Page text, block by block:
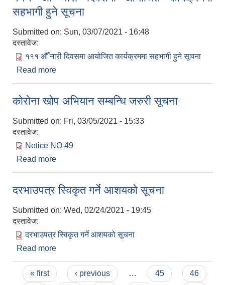
सहभागी हुने सूचना
Submitted on: Sun, 03/07/2021 - 16:48
दस्तावेज:
१११ औँ नारी दिवसमा आयोजित कार्यक्रममा सहभागी हुने सूचना
Read more
कोरोना खोप अभियान सम्बन्धि जरुरी सूचना
Submitted on: Fri, 03/05/2021 - 15:33
दस्तावेज:
Notice NO 49
Read more
दरभाउपत्र स्विकृत गर्ने आशयको सूचना
Submitted on: Wed, 02/24/2021 - 19:45
दस्तावेज:
दरभाउपत्र स्विकृत गर्ने आशयको सूचना
Read more
Pages
« first ‹ previous … 45
46